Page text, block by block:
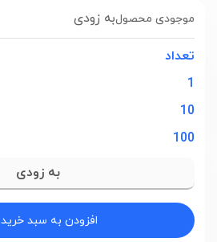
به زودیموجودی محصول
تعداد
1
10
100
افزودن به سبد خرید